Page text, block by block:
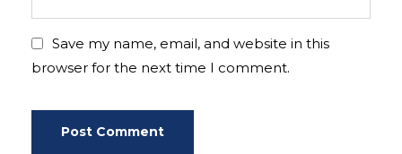
Save my name, email, and website in this
browser for the next time I comment.